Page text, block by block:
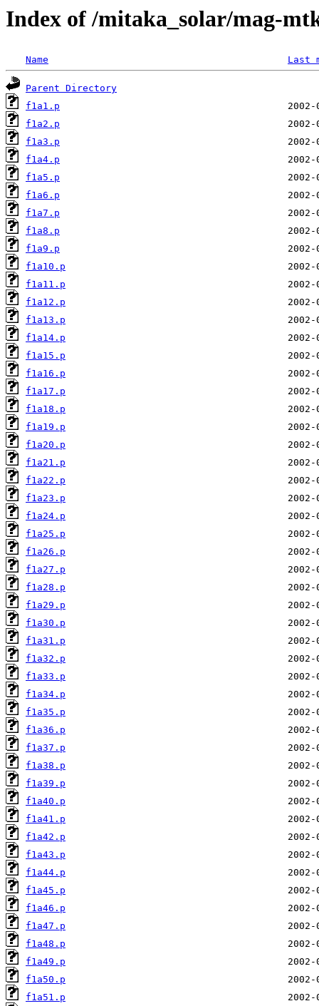
Index of /mitaka_solar/mag-
Name Last
Parent Directory
f1a1.p
f1a2.p
f1a3.p
f1a4.p
f1a5.p
f1a6.p
f1a7.p
f1a8.p
f1a9.p
f1a10.p
f1a11.p
f1a12.p
f1a13.p
f1a14.p
f1a15.p
f1a16.p
f1a17.p
f1a18.p
f1a19.p
f1a20.p
f1a21.p
f1a22.p
f1a23.p
f1a24.p
f1a25.p
f1a26.p
f1a27.p
f1a28.p
f1a29.p
f1a30.p
f1a31.p
f1a32.p
f1a33.p
f1a34.p
f1a35.p
f1a36.p
f1a37.p
f1a38.p
f1a39.p
f1a40.p
f1a41.p
f1a42.p
f1a43.p
f1a44.p
f1a45.p
f1a46.p
f1a47.p
f1a48.p
f1a49.p
f1a50.p
f1a51.p